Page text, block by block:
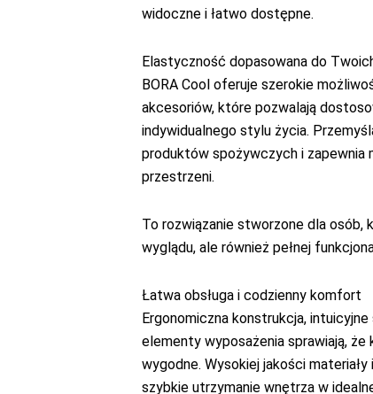
widoczne i łatwo dostępne.
Elastyczność dopasowana do
BORA Cool oferuje szerokie
akcesoriów, które pozwalają
indywidualnego stylu życia.
produktów spożywczych i zapewnia
przestrzeni.
To rozwiązanie stworzone dla osób,
wyglądu, ale również pełnej
Łatwa obsługa i codzienny komfort
Ergonomiczna konstrukcja,
elementy wyposażenia sprawiają,
wygodne. Wysokiej jakości
szybkie utrzymanie wnętrza w